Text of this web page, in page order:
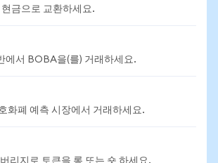
금으로 교환하세요.
에서 BOBA을(를) 거래하세요.
화폐 예측 시장에서 거래하세요.
리지로 토큰을 롱 또는 숏 하세요.